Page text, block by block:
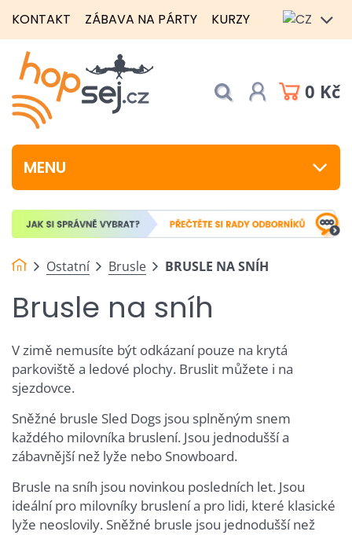
KONTAKT ZÁBAVA NA PÁRTY KURZY
0 Kč
MENU
Ostatní Brusle BRUSLE NA SNÍH
Brusle na sníh
V zimě nemusíte být odkázaní pouze na krytá
parkoviště a ledové plochy. Bruslit můžete i na
sjezdovce.
Sněžné brusle Sled Dogs jsou splněným snem
každého milovníka bruslení. Jsou jednodušší a
zábavnější než lyže nebo Snowboard.
Brusle na sníh jsou novinkou posledních let. Jsou
ideální pro milovníky bruslení a pro lidi, které klasické
lyže neoslovily. Sněžné brusle jsou jednodušší než